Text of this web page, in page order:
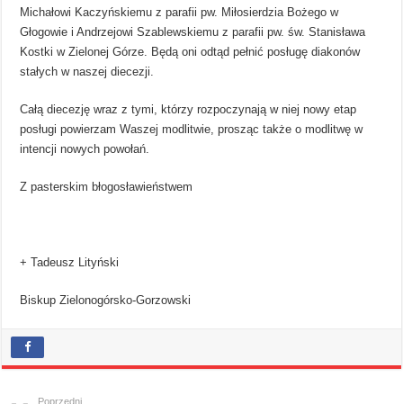
Michałowi Kaczyńskiemu z parafii pw. Miłosierdzia Bożego w
Głogowie i Andrzejowi Szablewskiemu z parafii pw. św. Stanisława
Kostki w Zielonej Górze. Będą oni odtąd pełnić posługę diakonów
stałych w naszej diecezji.
Całą diecezję wraz z tymi, którzy rozpoczynają w niej nowy etap
posługi powierzam Waszej modlitwie, prosząc także o modlitwę w
intencji nowych powołań.
Z pasterskim błogosławieństwem
+ Tadeusz Lityński
Biskup Zielonogórsko-Gorzowski
Poprzedni